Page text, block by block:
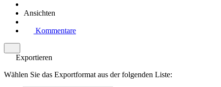
Ansichten
Kommentare
Exportieren
Wählen Sie das Exportformat aus der folgenden Liste: